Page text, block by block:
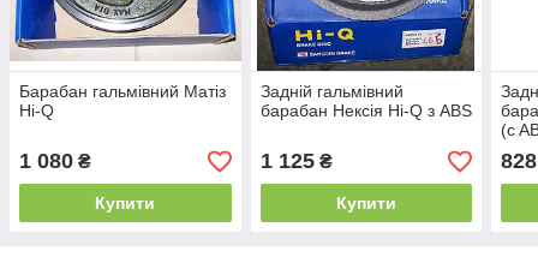
Барабан гальмівний Матіз
Hi-Q
1 080 ₴
Купити
Задній гальмівний
барабан Нексія Hi-Q з ABS
1 125₴
Купити
(c
828